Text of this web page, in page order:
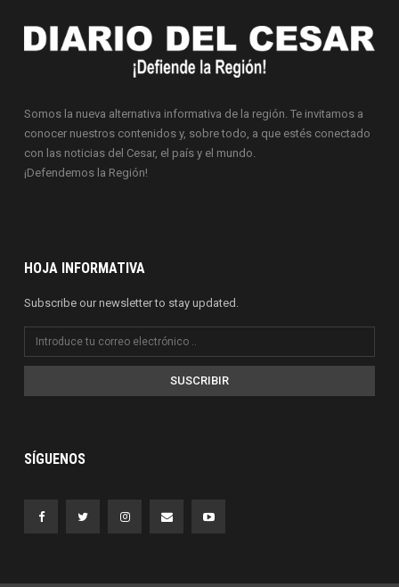
Somos la nueva alternativa informativa de la región. Te invitamos a
conocer nuestros contenidos y, sobre todo, a que estés conectado
con las noticias del Cesar, el país y el mundo.
¡Defendemos la Región!
HOJA INFORMATIVA
Subscribe our newsletter to stay updated.
SUSCRIBIR
SÍGUENOS